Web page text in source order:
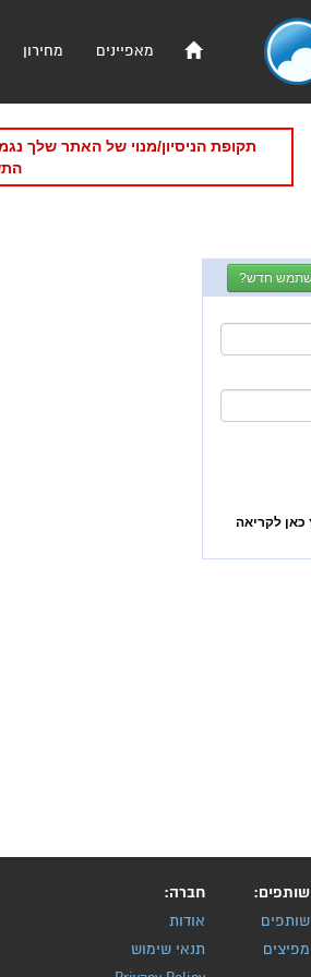
מאפיינים מחירון
תקופת הניסיון/מנוי של האתר שלך
שותפים:
שותפים
מפיצים
חברה:
אודות
תנאי שימוש